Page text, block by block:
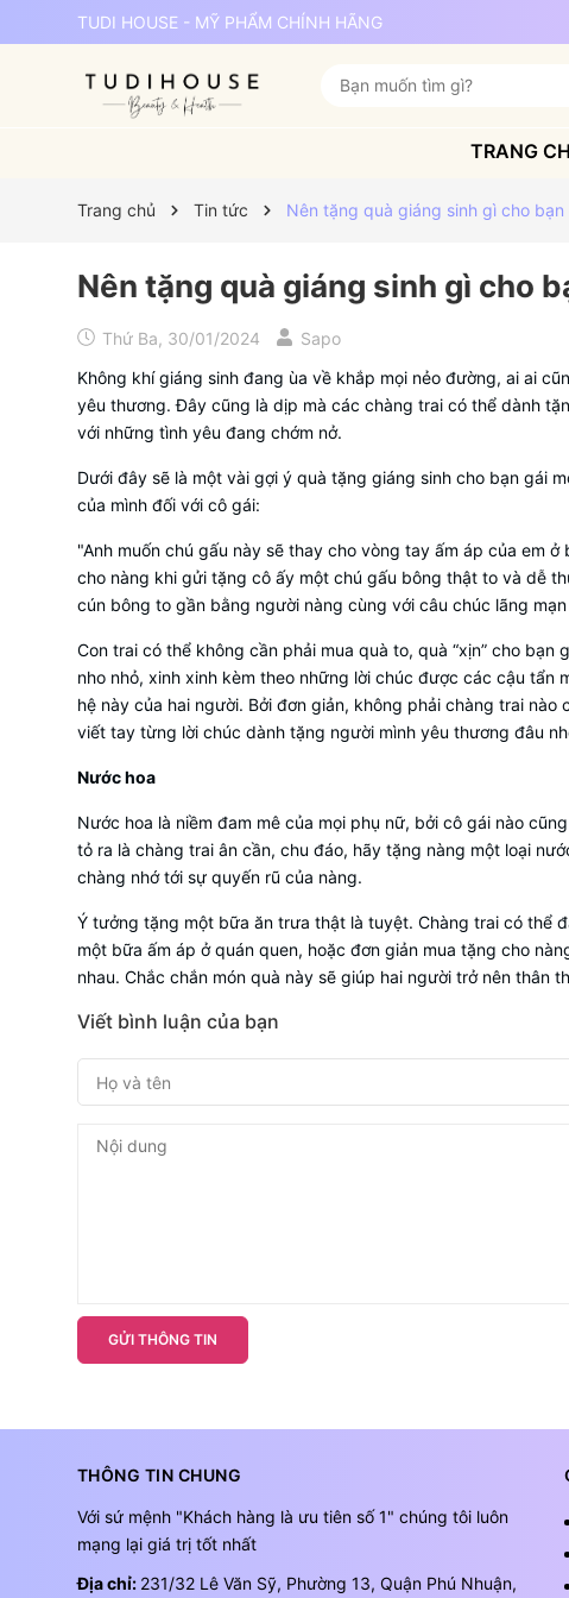
TUDI HOUSE - MỸ PHẨM CHÍNH HÃNG
TRANG
Trang chủ Tin tức Nên tặng quà giáng sinh gì cho bạn
Nên tặng quà giáng sinh gì cho
Thứ Ba, 30/01/2024
Sapo
Không khí giáng sinh đang ùa về khắp mọi nẻo đường, ai ai
yêu thương. Đây cũng là dịp mà các chàng trai có thể dành
với những tình yêu đang chớm nở.
Dưới đây sẽ là một vài gợi ý quà tặng giáng sinh cho bạn gái
của mình đối với cô gái:
"Anh muốn chú gấu này sẽ thay cho vòng tay ấm áp của em
cho nàng khi gửi tặng cô ấy một chú gấu bông thật to và dễ
cún bông to gần bằng người nàng cùng với câu chúc lãng
Con trai có thể không cần phải mua quà to, quà “xịn” cho
nho nhỏ, xinh xinh kèm theo những lời chúc được các cậu
hệ này của hai người. Bởi đơn giản, không phải chàng trai
viết tay từng lời chúc dành tặng người mình yêu thương đâu
Nước hoa
Nước hoa là niềm đam mê của mọi phụ nữ, bởi cô gái nào
tỏ ra là chàng trai ân cần, chu đáo, hãy tặng nàng một loại
chàng nhớ tới sự quyến rũ của nàng.
Ý tưởng tặng một bữa ăn trưa thật là tuyệt. Chàng trai có thể
một bữa ấm áp ở quán quen, hoặc đơn giản mua tặng cho
nhau. Chắc chắn món quà này sẽ giúp hai người trở nên thân
Viết bình luận của bạn
GỬI THÔNG TIN
THÔNG TIN CHUNG
Với sứ mệnh "Khách hàng là ưu tiên số 1" chúng tôi luôn
mạng lại giá trị tốt nhất
Địa chỉ: 231/32 Lê Văn Sỹ, Phường 13, Quận Phú Nhuận,